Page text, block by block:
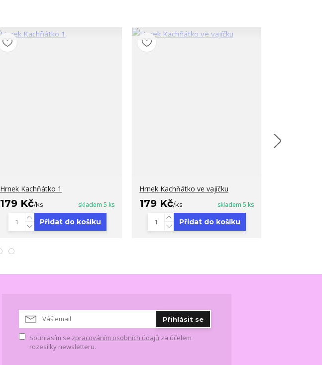
Hrnek Kachňátko 1
179 Kč/ks skladem 5 ks
Přidat do košíku
Hrnek Kachňátko ve vajíčku
179 Kč/ks skladem 5 ks
Přidat do košíku
Přihlásit se
Souhlasím se zpracováním osobních údajů za účelem
rozesílky newsletteru.